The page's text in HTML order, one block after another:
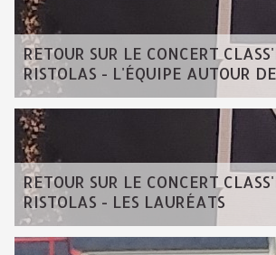
RETOUR SUR LE CONCERT
RISTOLAS - L'ÉQUIPE AUTOUR
RETOUR SUR LE CONCERT
RISTOLAS - LES LAURÉATS